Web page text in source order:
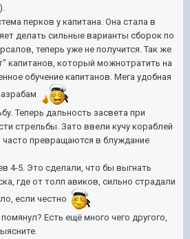
перков у капитана. Она стала в
делать сильные варианты сборок по
теперь уже не получится. Так же
капитанов, который можнотратить на
обучение капитанов. Мега удобная
Теперь дальность засвета при
стрельбы. Зато ввели кучу кораблей
часто превращаются в блуждание
4-5. Это сделали, что бы выгнать
где от толп авиков, сильно страдали
если честно
Есть ещё много чего другого,